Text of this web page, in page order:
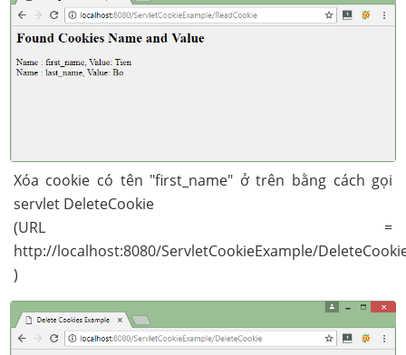
Xóa cookie có tên "first_name" ở trên bằng cách gọi
servlet DeleteCookie
(URL =
http://localhost:8080/ServletCookieExample/
)